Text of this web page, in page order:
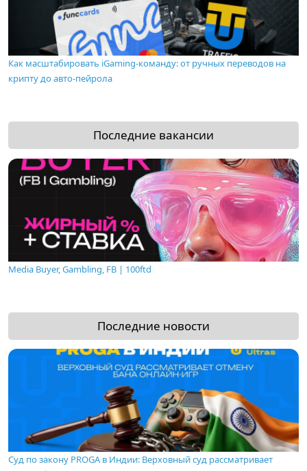
Как масштабировать iGaming-команду: от ручных переводов на
крипту до авто-пейрола
Последние вакансии
Media Buyer, Gambling, FB | 100ftd
Последние новости
Суд по закону PROGA в Индии: Верховный суд рассматривает